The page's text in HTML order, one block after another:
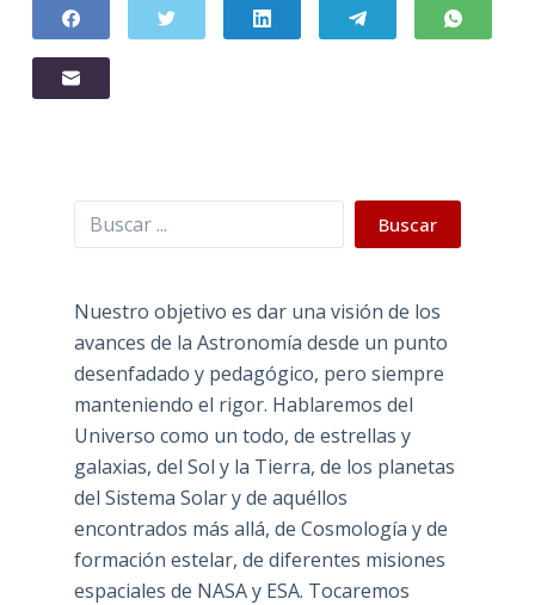
Buscar Buscar
Nuestro objetivo es dar una visión de los
avances de la Astronomía desde un punto
desenfadado y pedagógico, pero siempre
manteniendo el rigor. Hablaremos del
Universo como un todo, de estrellas y
galaxias, del Sol y la Tierra, de los planetas
del Sistema Solar y de aquéllos
encontrados más allá, de Cosmología y de
formación estelar, de diferentes misiones
espaciales de NASA y ESA. Tocaremos